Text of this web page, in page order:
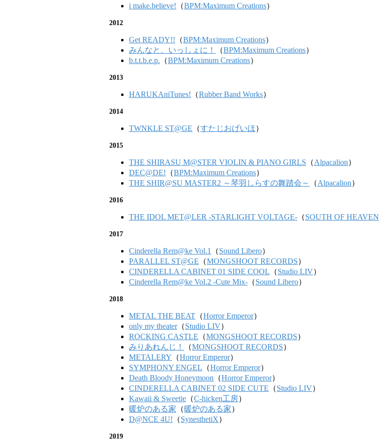
i make.believe! （BPM:Maximum Creations）
2012
Get READY!! （BPM:Maximum Creations）
みんなと、いっしょに！
（BPM:Maximum Creations）
b.t.t.b.e.p. （BPM:Maximum Creations）
2013
HARUKAniTunes! （Rubber Band Works）
2014
TWNKLE ST@GE （すたじおげいほ ）
2015
THE SHIRASU M@STER VIOLIN & PIANO GIRLS （Alpacalion）
DEC@DE! （BPM:Maximum Creations）
THE SHIR@SU MASTER2 ～琴羽しらすの舞踏会～
（Alpacalion）
2016
THE IDOL MET@LER -STARLIGHT VOLTAGE- （SOUTH OF HEAVEN
2017
Cinderella Rem@ke Vol.1 （Sound Libero）
PARALLEL ST@GE （MONGSHOOT RECORDS）
CINDERELLA CABINET 01 SIDE COOL （Studio LIV）
Cinderella Rem@ke Vol.2 -Cute Mix- （Sound Libero）
2018
METAL THE BEAT （Horror Emperor）
only my theater（Studio LIV）
ROCKING CASTLE （MONGSHOOT RECORDS）
みりあれんじ！
（MONGSHOOT RECORDS）
METALERY （Horror Emperor）
SYMPHONY ENGEL （Horror Emperor）
Death Bloody Honeymoon （Horror Emperor）
CINDERELLA CABINET 02 SIDE CUTE （Studio LIV）
Kawaii & Sweetie （C-hicken工房）
暖炉のある家 （暖炉のある家）
D@NCE 4U! （SynesthetiX）
2019